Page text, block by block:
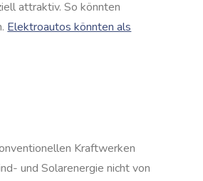
attraktiv. So könnten
Elektroautos könnten als
Kraftwerken
und Solarenergie nicht von